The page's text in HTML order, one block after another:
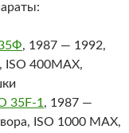
, 1987 — 1992,
ISO 400MAX,
35F-1, 1987 —
ISO 1000 MAX,